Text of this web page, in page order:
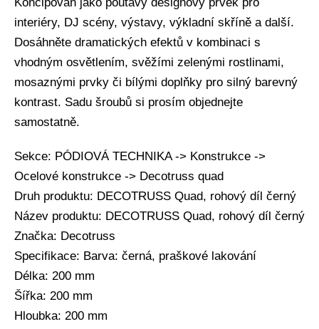
interiéry, DJ scény, výstavy, výkladní skříně a další.
Dosáhněte dramatických efektů v kombinaci s
vhodným osvětlením, svěžími zelenými rostlinami,
mosaznými prvky či bílými doplňky pro silný barevný
kontrast. Sadu šroubů si prosím objednejte
samostatně.
Sekce: PÓDIOVÁ TECHNIKA -> Konstrukce ->
Ocelové konstrukce -> Decotruss quad
Druh produktu: DECOTRUSS Quad, rohový díl černý
Název produktu: DECOTRUSS Quad, rohový díl černý
Značka: Decotruss
Specifikace: Barva: černá, praškové lakování
Délka: 200 mm
Šířka: 200 mm
Hloubka: 200 mm